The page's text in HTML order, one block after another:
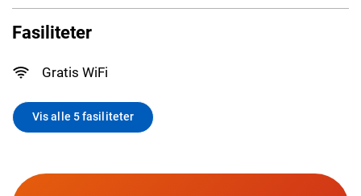
Fasiliteter
Gratis WiFi
Vis alle 5 fasiliteter